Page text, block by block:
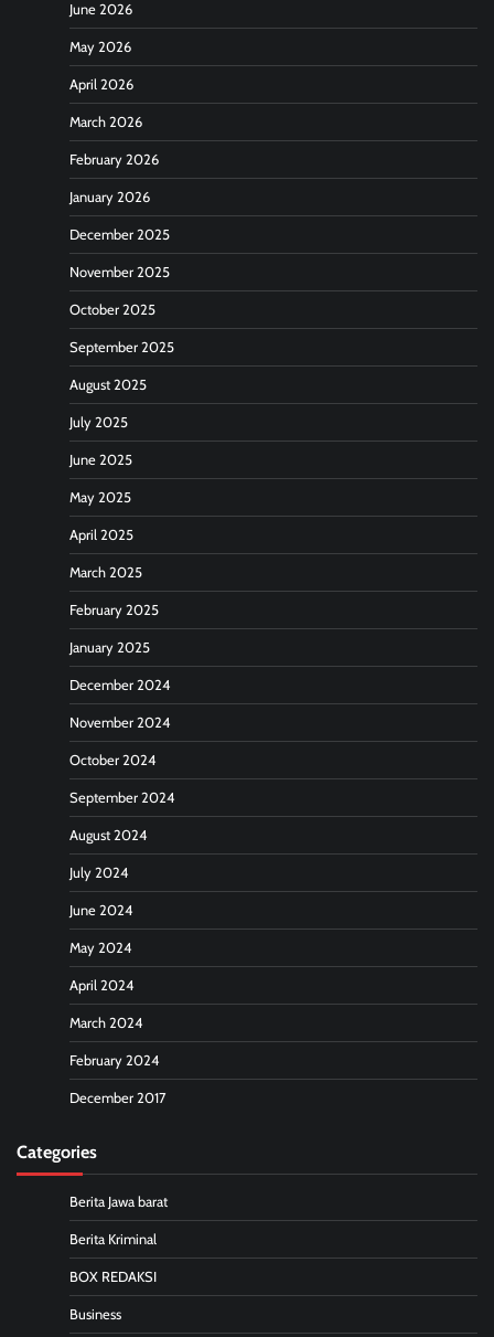
June 2026
May 2026
April 2026
March 2026
February 2026
January 2026
December 2025
November 2025
October 2025
September 2025
August 2025
July 2025
June 2025
May 2025
April 2025
March 2025
February 2025
January 2025
December 2024
November 2024
October 2024
September 2024
August 2024
July 2024
June 2024
May 2024
April 2024
March 2024
February 2024
December 2017
Categories
Berita Jawa barat
Berita Kriminal
BOX REDAKSI
Business